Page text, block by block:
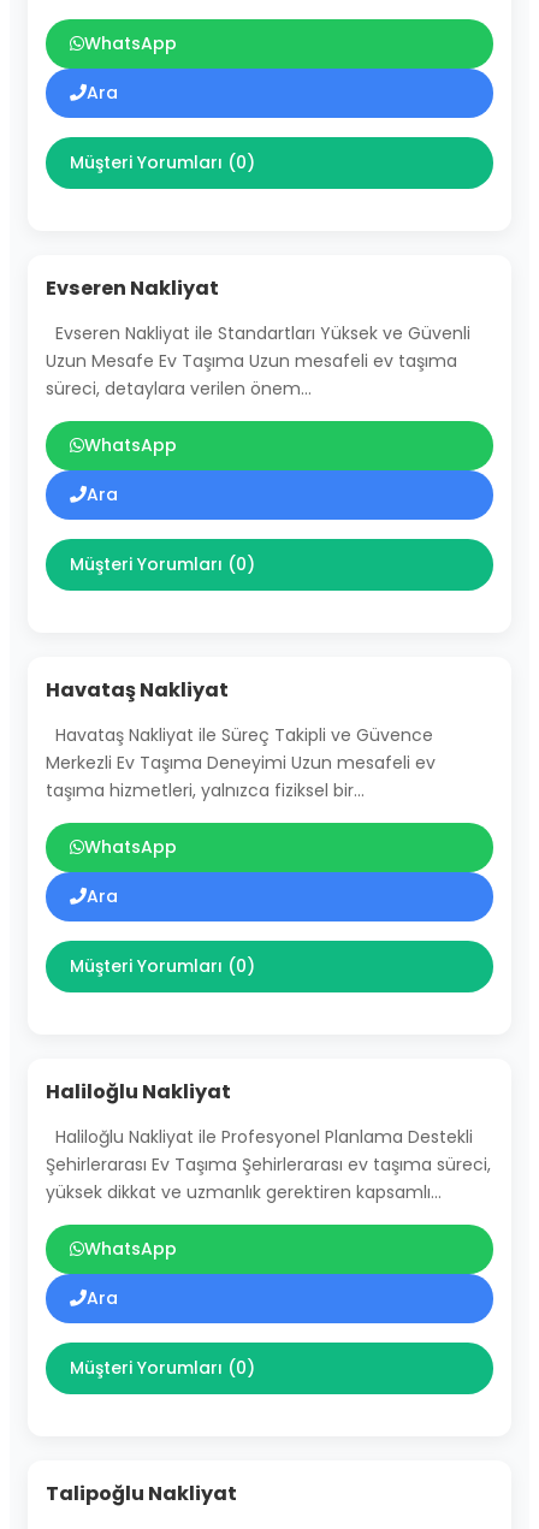
WhatsApp
Ara
Müşteri Yorumları (0)
Evseren Nakliyat
Evseren Nakliyat ile Standartları Yüksek ve Güvenli
Uzun Mesafe Ev Taşıma Uzun mesafeli ev taşıma
süreci, detaylara verilen önem…
WhatsApp
Ara
Müşteri Yorumları (0)
Havataş Nakliyat
Havataş Nakliyat ile Süreç Takipli ve Güvence
Merkezli Ev Taşıma Deneyimi Uzun mesafeli ev
taşıma hizmetleri, yalnızca fiziksel bir…
WhatsApp
Ara
Müşteri Yorumları (0)
Haliloğlu Nakliyat
Haliloğlu Nakliyat ile Profesyonel Planlama Destekli
Şehirlerarası Ev Taşıma Şehirlerarası ev taşıma süreci,
yüksek dikkat ve uzmanlık gerektiren kapsamlı…
WhatsApp
Ara
Müşteri Yorumları (0)
Talipoğlu Nakliyat